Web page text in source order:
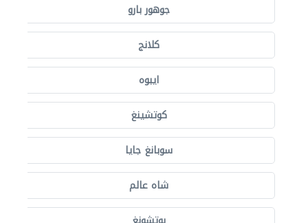
جوهور بارو
كلانج
ايبوه
كوتشينغ
سوبانغ جايا
شاه عالم